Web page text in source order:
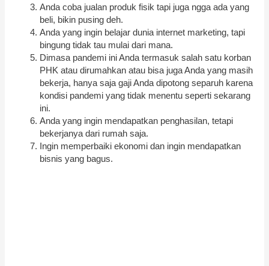
Anda coba jualan produk fisik tapi juga ngga ada yang
beli, bikin pusing deh.
Anda yang ingin belajar dunia internet marketing, tapi
bingung tidak tau mulai dari mana.
Dimasa pandemi ini Anda termasuk salah satu korban
PHK atau dirumahkan atau bisa juga Anda yang masih
bekerja, hanya saja gaji Anda dipotong separuh karena
kondisi pandemi yang tidak menentu seperti sekarang
ini.
Anda yang ingin mendapatkan penghasilan, tetapi
bekerjanya dari rumah saja.
Ingin memperbaiki ekonomi dan ingin mendapatkan
bisnis yang bagus.